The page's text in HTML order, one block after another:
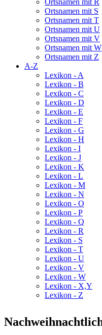
Ortsnamen mit R
Ortsnamen mit S
Ortsnamen mit T
Ortsnamen mit U
Ortsnamen mit V
Ortsnamen mit W
Ortsnamen mit Z
A-Z
Lexikon - A
Lexikon - B
Lexikon - C
Lexikon - D
Lexikon - E
Lexikon - F
Lexikon - G
Lexikon - H
Lexikon - I
Lexikon - J
Lexikon - K
Lexikon - L
Lexikon - M
Lexikon - N
Lexikon - O
Lexikon - P
Lexikon - Q
Lexikon - R
Lexikon - S
Lexikon - T
Lexikon - U
Lexikon - V
Lexikon - W
Lexikon - X,Y
Lexikon - Z